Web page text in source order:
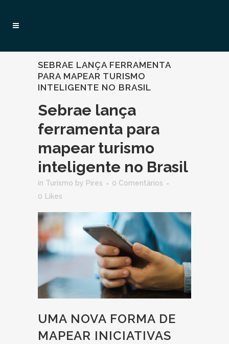
SEBRAE LANÇA FERRAMENTA
PARA MAPEAR TURISMO
INTELIGENTE NO BRASIL
Sebrae lança
ferramenta para
mapear turismo
inteligente no Brasil
in Turismo by Pires
0 Comentários
0
Likes
UMA NOVA FORMA DE
MAPEAR INICIATIVAS